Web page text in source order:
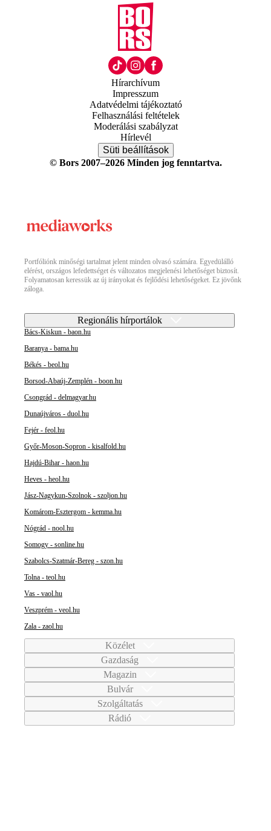
Hírarchívum
Impresszum
Adatvédelmi tájékoztató
Felhasználási feltételek
Moderálási szabályzat
Hírlevél
Süti beállítások
© Bors 2007–2026 Minden jog fenntartva.
Portfóliónk minőségi tartalmat jelent minden olvasó számára. Egyedülálló
elérést, országos lefedettséget és változatos megjelenési lehetőséget biztosít.
Folyamatosan keressük az új irányokat és fejlődési lehetőségeket. Ez jövőnk
záloga.
Regionális hírportálok
Bács-Kiskun - baon.hu
Baranya - bama.hu
Békés - beol.hu
Borsod-Abaúj-Zemplén - boon.hu
Csongrád - delmagyar.hu
Dunaújváros - duol.hu
Fejér - feol.hu
Győr-Moson-Sopron - kisalfold.hu
Hajdú-Bihar - haon.hu
Heves - heol.hu
Jász-Nagykun-Szolnok - szoljon.hu
Komárom-Esztergom - kemma.hu
Nógrád - nool.hu
Somogy - sonline.hu
Szabolcs-Szatmár-Bereg - szon.hu
Tolna - teol.hu
Vas - vaol.hu
Veszprém - veol.hu
Zala - zaol.hu
Közélet
Gazdaság
Magazin
Bulvár
Szolgáltatás
Rádió